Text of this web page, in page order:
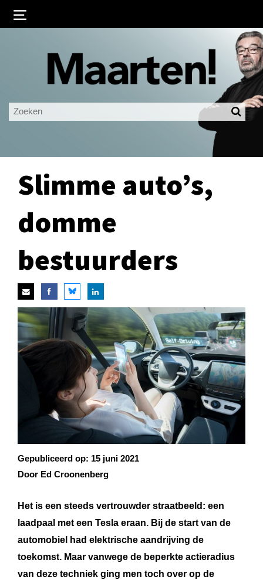
Ingelogd blijven
LOGIN
Slimme auto’s,
domme
bestuurders
Gepubliceerd op: 15 juni 2021
Door Ed Croonenberg
Het is een steeds vertrouwder straatbeeld: een
laadpaal met een Tesla eraan. Bij de start van de
automobiel had elektrische aandrijving de
toekomst. Maar vanwege de beperkte actieradius
van deze techniek ging men toch over op de